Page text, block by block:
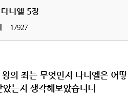
니엘 5장
17927
의 죄는 무엇인지 다니엘은 어떻
았는지 생각해보았습니다